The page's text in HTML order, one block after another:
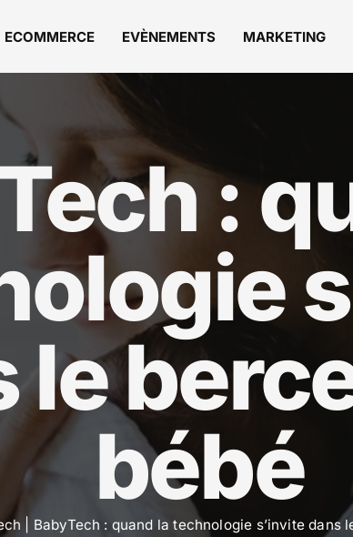
ECOMMERCE EVÈNEMENTS MARKETING
:
le
bébé
BabyTech : quand la technologie s’invite dans